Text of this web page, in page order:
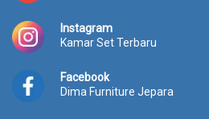
Instagram
Kamar Set Terbaru
Facebook
Dima Furniture Jepara